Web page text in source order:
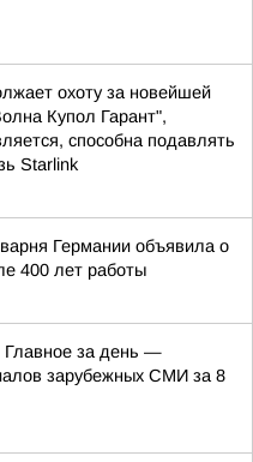
охоту за новейшей
Купол Гарант",
способна подавлять
Starlink
Германии объявила о
400 лет работы
Главное за день —
зарубежных СМИ за 8